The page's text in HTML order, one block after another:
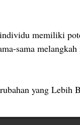
memiliki
sama
yang Lebih